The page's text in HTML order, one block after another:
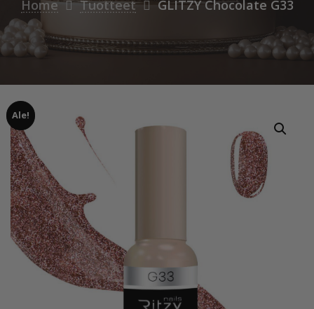
Home Tuotteet GLITZY Chocolate G33
Ale!